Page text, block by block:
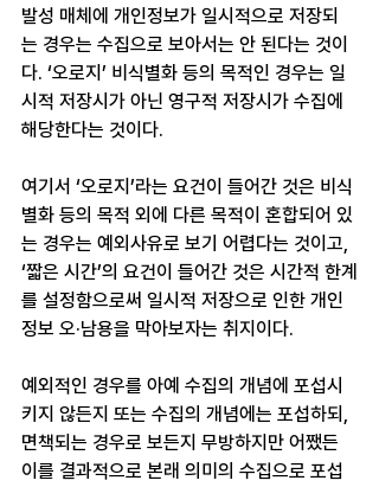
발성 매체에 개인정보가 일시적으로 저장되
는 경우는 수집으로 보아서는 안 된다는 것이
다. ‘오로지’ 비식별화 등의 목적인 경우는 일
시적 저장시가 아닌 영구적 저장시가 수집에
해당한다는 것이다.
여기서 ‘오로지’라는 요건이 들어간 것은 비식
별화 등의 목적 외에 다른 목적이 혼합되어 있
는 경우는 예외사유로 보기 어렵다는 것이고,
‘짧은 시간’의 요건이 들어간 것은 시간적 한계
를 설정함으로써 일시적 저장으로 인한 개인
정보 오·남용을 막아보자는 취지이다.
예외적인 경우를 아예 수집의 개념에 포섭시
키지 않든지 또는 수집의 개념에는 포섭하되,
면책되는 경우로 보든지 무방하지만 어쨌든
이를 결과적으로 본래 의미의 수집으로 포섭